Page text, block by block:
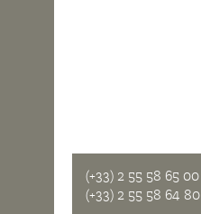
(+33) 2 55 58 65 00
(+33) 2 55 58 64 80